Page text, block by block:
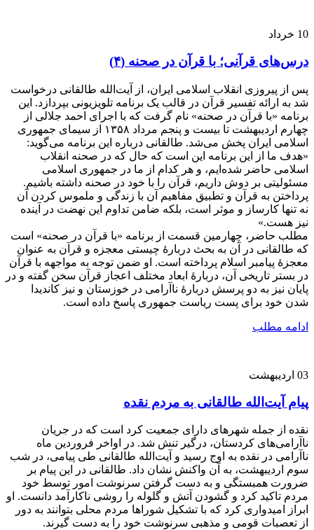
10 خرداد
درس‌های قرآنی؛ با قرآن در صحنه (۴)
پس از پیروزی انقلاب اسلامی ایران، از آیت‌الله طالقانی درخواست
شد به ارائه تفسیر قرآن در قالب یک برنامه تلویزیونی بپردازد. این
برنامه «با قرآن در صحنه» نام گرفت که با اجرای احمد جلالی از
چهارم اردیبهشت تا بیست و پنجم مرداد ۱۳۵۸ از سیمای جمهوری
اسلامی ایران پخش می‌شد. طالقانی درباره این برنامه می‌گوید:
«هدف ما از این برنامه این است که حال که در صحنه انقلاب
اسلامی حاضر شده‌ایم، و هر کدام از ما در جمهوری اسلامی
مسئولیتی بر دوش داریم، قرآن را با خود در صحنه داشته باشیم.
پرداختن به قرآن و تطبیق مفاهیم آن با زندگی و ملموس کردن آن
نه تنها کارساز و موثر است، بلکه ضامن تداوم این نهضت در آینده
نیز هست.»
مطلب حاضر، چهارمین قسمت از برنامه «با قرآن در صحنه» است
که طالقانی در آن به بحث دربارۀ چیستی معجزه و قرآن به عنوان
معجزۀ پیامبر اسلام پرداخته است. او ضمن توجه به مواجهه با قرآن
در بستر تاریخی آن، دربارۀ ابعاد مختلف اعجاز قرآن سخن گفته و در
پایان نیز به دو پرسش دربارۀ ناآرامی در خوزستان و نیز کاندیدا
شدن خود برای پست ریاست جمهوری پاسخ داده است.
ادامه مطلب
03 اردیبهشت
پیام آیت‌الله طالقانی به مردم نقده
نقده از جمله شهرهای دارای جمعیت کرد است که در جریان
ناآرامی‌های کردستان، درگیر تنش شد. در اواخر فروردین ماه
ناآرامی در نقده به اوج رسید و آیت‌الله طالقانی طی پیامی، در شب
سوم اردیبهشت، به آن واکنش نشان داد. طالقانی در این پیام بر
ضرورت همبستگی و به دست گرفتن سرنوشت امور توسط خود
مردم تاکید کرد و گشودن آتش و گلوله را روشی ناکارآمد دانست. او
ابراز امیدواری کرد که با تشکیل شوراها مردم محلی بتوانند به دور
از تعصبات قومی و مذهبی سرنوشت خود را به دست گیرند.